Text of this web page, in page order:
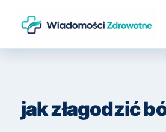
jak złagodzić